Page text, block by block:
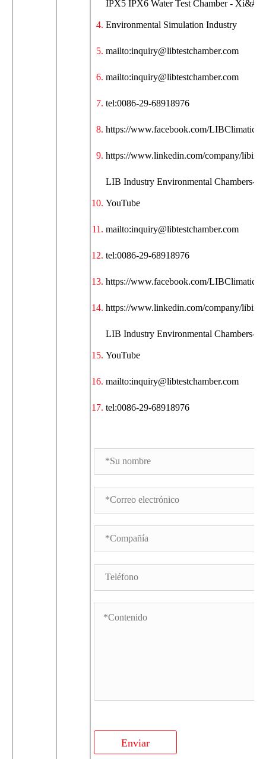
IPX5 IPX6 Water Test Chamber -
Environmental Simulation Industry
mailto:inquiry@libtestchamber.com
mailto:inquiry@libtestchamber.com
tel:0086-29-68918976
https://www.facebook.com/
https://www.linkedin.com/company/
LIB Industry Environmental Chambers-
YouTube
mailto:inquiry@libtestchamber.com
tel:0086-29-68918976
https://www.facebook.com/
https://www.linkedin.com/company/
LIB Industry Environmental Chambers-
YouTube
mailto:inquiry@libtestchamber.com
tel:0086-29-68918976
Enviar